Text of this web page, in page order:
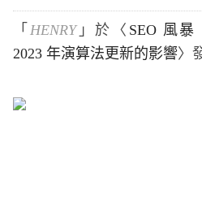
「 HENRY」於〈 SEO 風暴
2023 年演算法更新的影響〉